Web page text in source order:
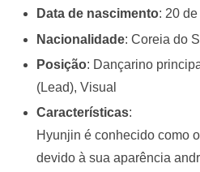
Data de nascimento: 20
Nacionalidade: Coreia do
Posição: Dançarino
(Lead), Visual
Características:
Hyunjin é conhecido como
devido à sua aparência